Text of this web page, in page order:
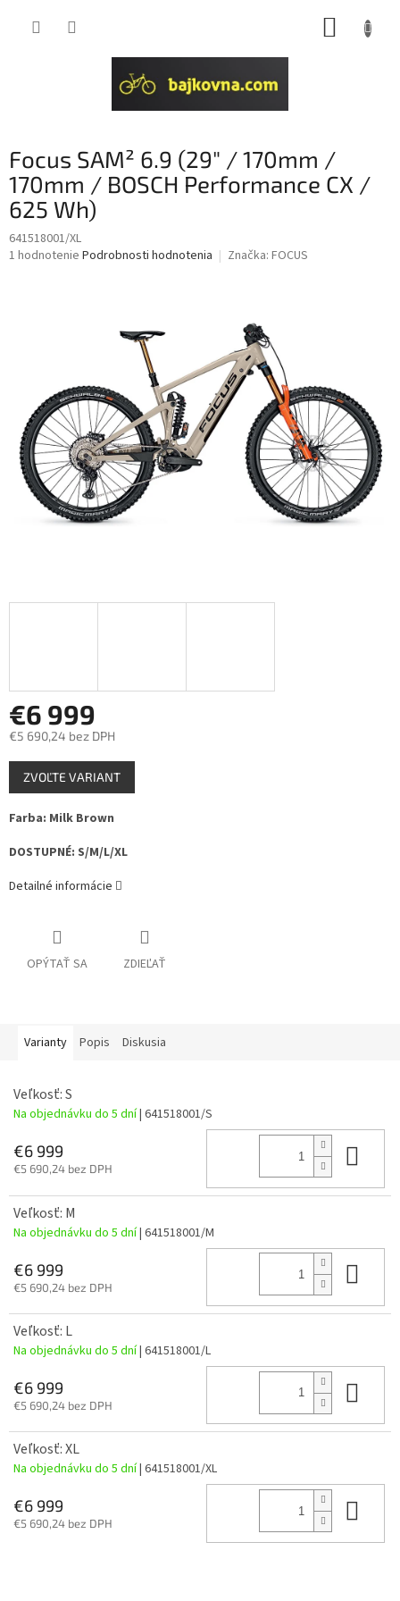
Focus SAM² 6.9 (29" / 170mm /
170mm / BOSCH Performance CX /
625 Wh)
641518001/XL
Priemerné
1 hodnotenie Podrobnosti hodnotenia Značka: FOCUS
€6 999
€5 690,24 bez DPH
Jednotková
cena:
ZVOĽTE VARIANT
Farba: Milk Brown
DOSTUPNÉ: S/M/L/XL
Detailné informácie
OPÝTAŤ SA ZDIEĽAŤ
Varianty Popis Diskusia
Veľkosť: S
Na objednávku do 5 dní| 641518001/S
€6 999
€5 690,24 bez DPH
Veľkosť: M
Na objednávku do 5 dní| 641518001/M
€6 999
€5 690,24 bez DPH
Veľkosť: L
Na objednávku do 5 dní| 641518001/L
€6 999
€5 690,24 bez DPH
Veľkosť: XL
Na objednávku do 5 dní| 641518001/XL
€6 999
€5 690,24 bez DPH